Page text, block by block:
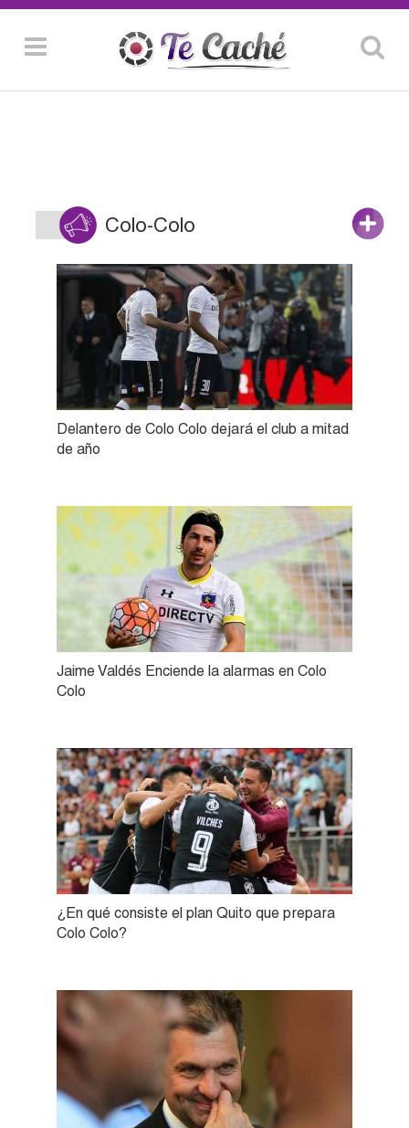
Colo-Colo
Delantero de Colo Colo dejará el club a mitad
de año
Jaime Valdés Enciende la alarmas en Colo
Colo
¿En qué consiste el plan Quito que prepara
Colo Colo?